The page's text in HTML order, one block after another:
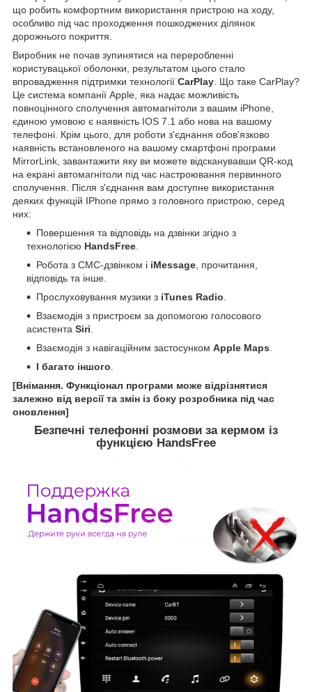
що робить комфортним використання пристрою на ходу,
особливо під час проходження пошкоджених ділянок
дорожнього покриття.
Виробник не почав зупинятися на переробленні
користувацької оболонки, результатом цього стало
впровадження підтримки технології CarPlay . Що таке CarPlay?
Це система компанії Apple, яка надає можливість
повноцінного сполучення автомагнітоли з вашим iPhone,
єдиною умовою є наявність IOS 7.1 або нова на вашому
телефоні. Крім цього, для роботи з'єднання обов'язково
наявність встановленого на вашому смартфоні програми
MirrorLink, завантажити яку ви можете відсканувавши QR-код
на екрані автомагнітоли під час настроювання первинного
сполучення. Після з'єднання вам доступне використання
деяких функцій IPhone прямо з головного пристрою, серед
них:
Повершення та відповідь на дзвінки згідно з
технологією HandsFree
Робота з СМС-дзвінком і iMessage , прочитання,
відповідь та інше.
Прослуховування музики з iTunes Radio
Взаємодія з пристроєм за допомогою голосового
асистента Siri
Взаємодія з навігаційним застосунком Apple Maps
І багато іншого
[Внімання. Функціонал програми може відрізнятися
залежно від версії та змін із боку розробника під час
оновлення]
Безпечні телефонні розмови за кермом із
функцією HandsFree